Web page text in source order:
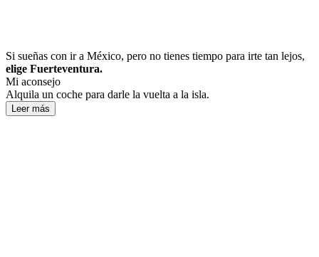
Si sueñas con ir a México, pero no tienes tiempo para irte tan lejos,
elige Fuerteventura.
Mi aconsejo
Alquila un coche para darle la vuelta a la isla.
Leer más